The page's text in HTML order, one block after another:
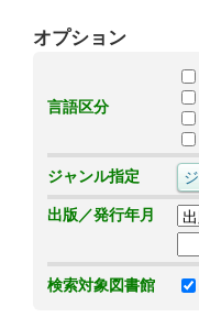
オプション
言語区分
ジャンル指定
出版／発行年月
検索対象図書館